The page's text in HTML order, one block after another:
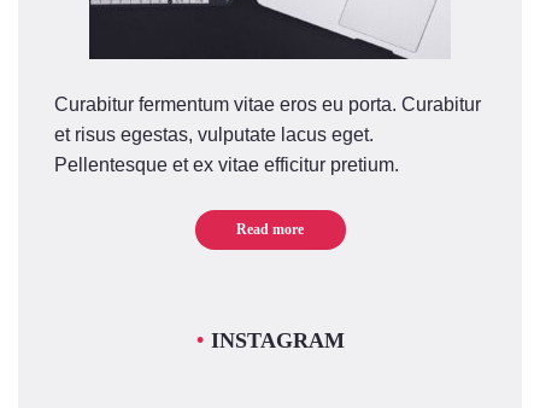
Curabitur fermentum vitae eros eu porta. Curabitur
et risus egestas, vulputate lacus eget.
Pellentesque et ex vitae efficitur pretium.
Read more
INSTAGRAM